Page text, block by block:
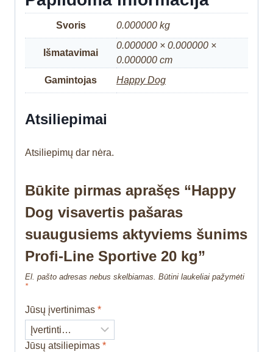
Svoris 0.000000 kg
Išmatavimai
0.000000 × 0.000000 ×
0.000000 cm
Gamintojas
Happy Dog
Atsiliepimai
Atsiliepimų dar nėra.
Būkite pirmas aprašęs “Happy
Dog visavertis pašaras
suaugusiems aktyviems šunims
Profi-Line Sportive 20 kg”
El. pašto adresas nebus skelbiamas. Būtini laukeliai pažymėti
*
Jūsų įvertinimas *
Jūsų atsiliepimas *